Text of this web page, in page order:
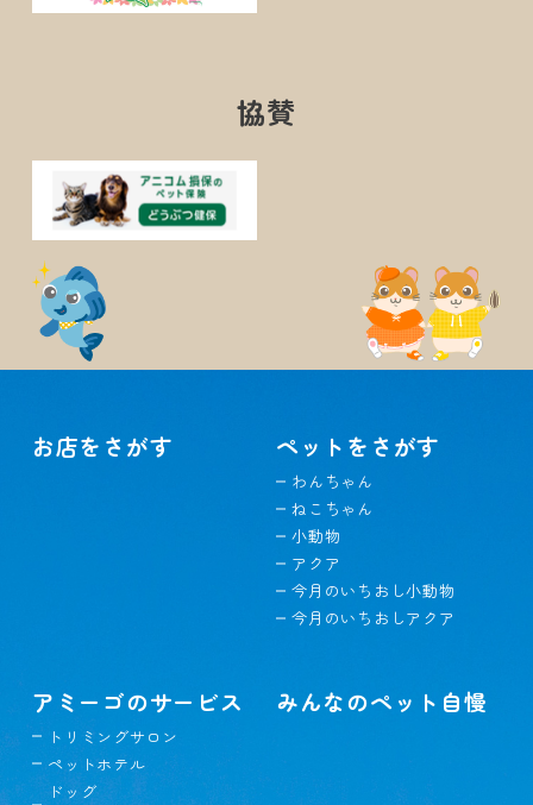
協賛
お店をさがす ペットをさがす
わんちゃん
ねこちゃん
小動物
アクア
今月のいちおし小動物
今月のいちおしアクア
アミーゴのサービス
トリミングサロン
ペットホテル
ドッグ
みんなのペット自慢